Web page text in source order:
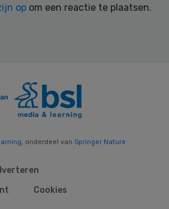
op om een reactie te plaatsen.
, onderdeel van Springer Nature
Cookies